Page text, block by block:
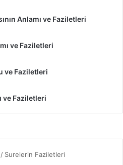
Anlamı ve Faziletleri
ve Faziletleri
ve Faziletleri
ve Faziletleri